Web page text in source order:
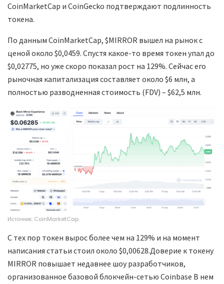
CoinMarketCap и CoinGecko подтверждают подлинность
токена.
По данным CoinMarketCap, $MIRROR вышел на рынок с
ценой около $0,0459. Спустя какое-то время токен упал до
$0,02775, но уже скоро показал рост на 129%. Сейчас его
рыночная капитализация составляет около $6 млн, а
полностью разводненная стоимость (FDV) – $62,5 млн.
Источник: CoinMarketCap
С тех пор токен вырос более чем на 129% и на момент
написания статьи стоил около $0,00628.Доверие к токену
MIRROR повышает недавнее шоу разработчиков,
организованное базовой блокчейн-сетью Coinbase В нем